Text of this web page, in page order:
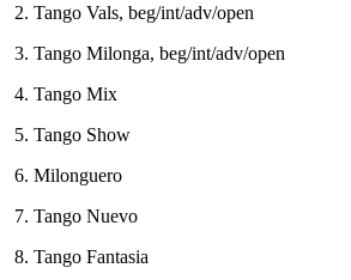
2. Tango Vals, beg/int/adv/open
3. Tango Milonga, beg/int/adv/open
4. Tango Mix
5. Tango Show
6. Milonguero
7. Tango Nuevo
8. Tango Fantasia